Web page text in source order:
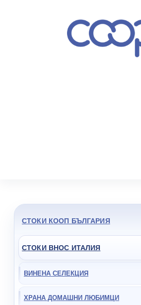
СТОКИ КООП БЪЛГАРИЯ
СТОКИ ВНОС ИТАЛИЯ
ВИНЕНА СЕЛЕКЦИЯ
ХРАНА ДОМАШНИ ЛЮБИМЦИ